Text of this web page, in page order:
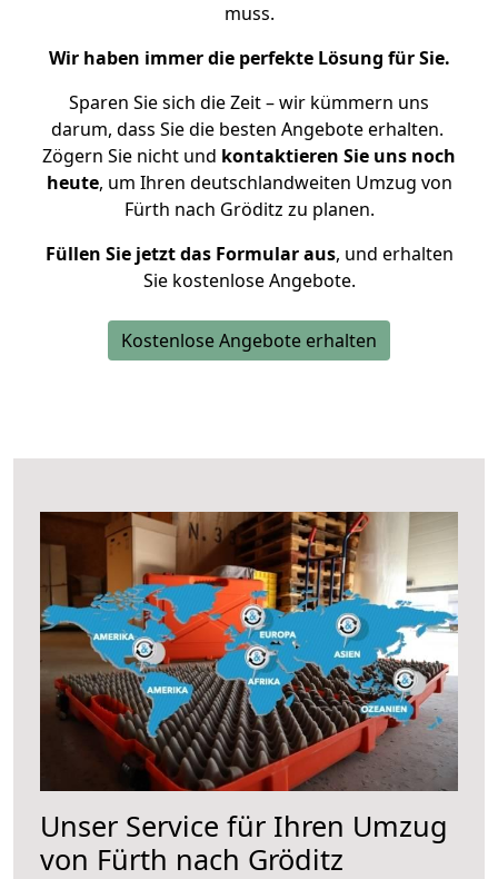
muss.
Wir haben immer die perfekte Lösung für Sie.
Sparen Sie sich die Zeit – wir kümmern uns
darum, dass Sie die besten Angebote erhalten.
Zögern Sie nicht und kontaktieren Sie uns noch
heute, um Ihren deutschlandweiten Umzug von
Fürth nach Gröditz zu planen.
Füllen Sie jetzt das Formular aus, und erhalten
Sie kostenlose Angebote.
Kostenlose Angebote erhalten
Unser Service für Ihren Umzug
von Fürth nach Gröditz